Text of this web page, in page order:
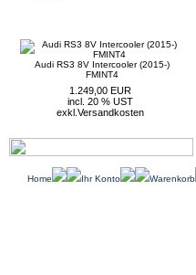
Audi RS3 8V Intercooler (2015-)
FMINT4
1.249,00 EUR
incl. 20 % UST
exkl. Versandkosten
Home Ihr Konto Warenkorb